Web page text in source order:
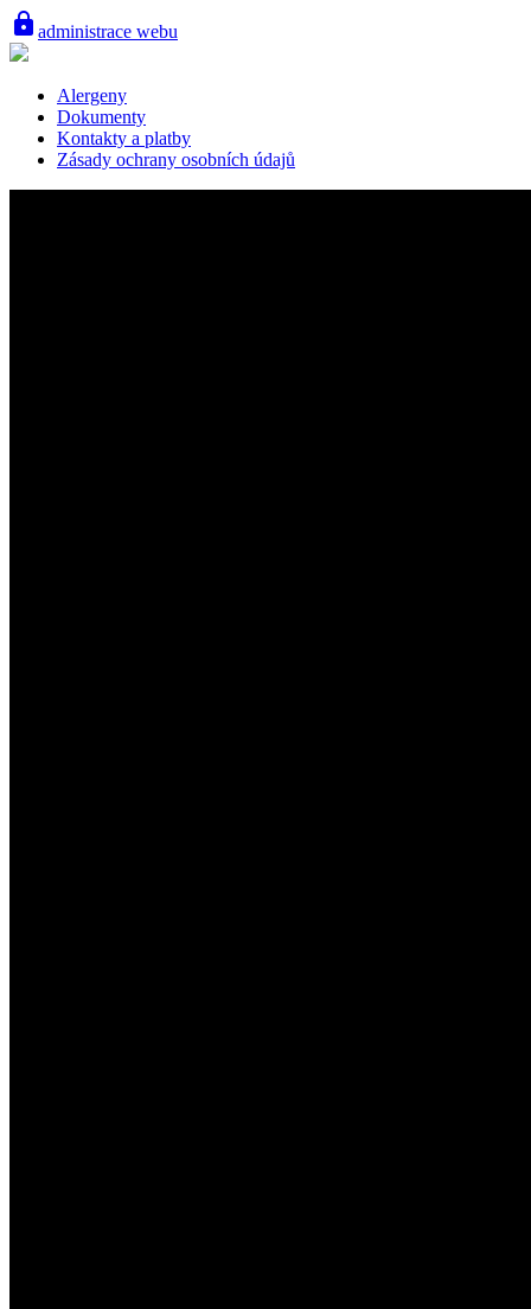
lock administrace webu
Alergeny
Dokumenty
Kontakty a platby
Zásady ochrany osobních údajů